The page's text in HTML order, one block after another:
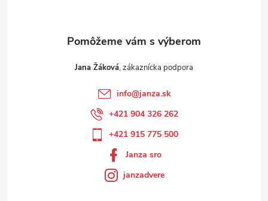
Jana Žáková
info@janza.sk
+421 904 326 262
+421 915 775 500
Janza sro
janzadvere